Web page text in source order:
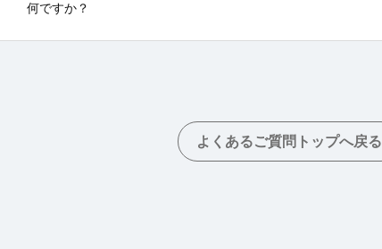
何ですか？
よくあるご質問トップへ戻る